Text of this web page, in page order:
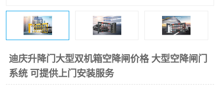
迪庆升降门大型双机箱空降闸价格 大型空降闸门
系统 可提供上门安装服务